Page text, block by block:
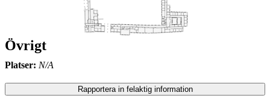
Övrigt
Platser: N/A
Rapportera in felaktig information